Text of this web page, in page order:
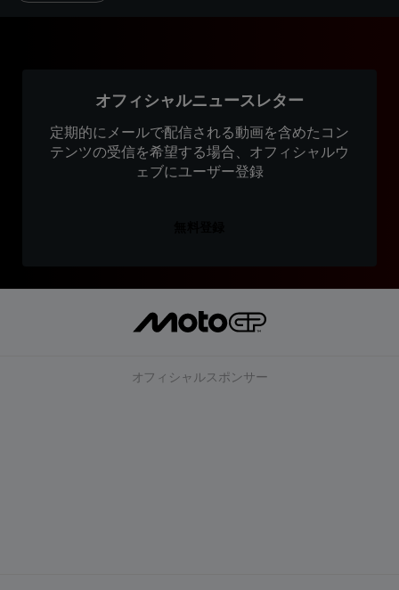
オフィシャルニュースレター
定期的にメールで配信される動画を含めたコン
テンツの受信を希望する場合、オフィシャルウ
ェブにユーザー登録
オフィシャルスポンサー